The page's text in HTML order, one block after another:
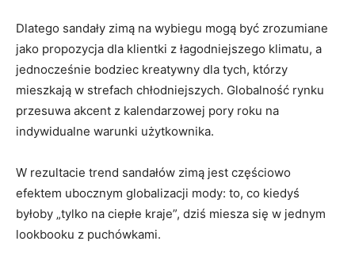
Dlatego sandały zimą na wybiegu mogą być zrozumiane
jako propozycja dla klientki z łagodniejszego klimatu, a
jednocześnie bodziec kreatywny dla tych, którzy
mieszkają w strefach chłodniejszych. Globalność rynku
przesuwa akcent z kalendarzowej pory roku na
indywidualne warunki użytkownika.
W rezultacie trend sandałów zimą jest częściowo
efektem ubocznym globalizacji mody: to, co kiedyś
byłoby „tylko na ciepłe kraje”, dziś miesza się w jednym
lookbooku z puchówkami.